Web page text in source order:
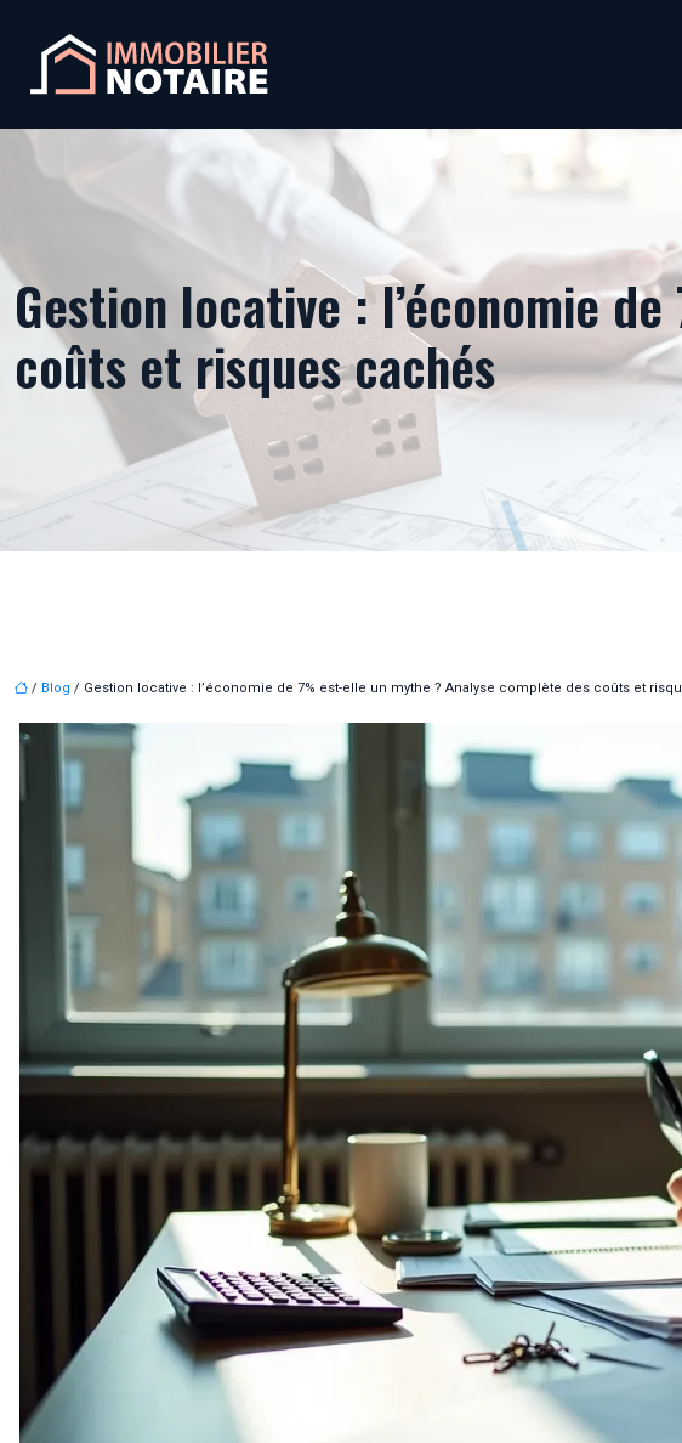
Gestion locative : l’économie
coûts et risques cachés
/ Blog / Gestion locative : l’économie de 7% est-elle un mythe ? Analyse complète des coûts et